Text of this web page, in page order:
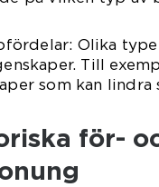
Olika
Till
som kan
för-